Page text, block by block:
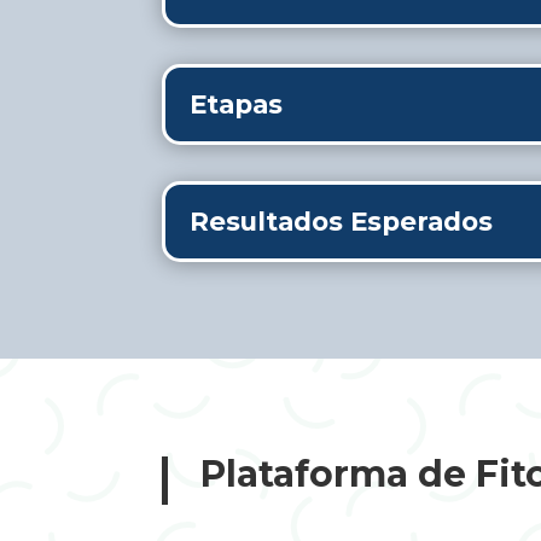
Etapas
Resultados Esperados
Plataforma de